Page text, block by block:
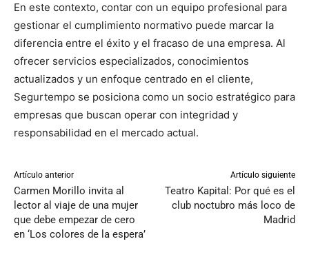
En este contexto, contar con un equipo profesional para
gestionar el cumplimiento normativo puede marcar la
diferencia entre el éxito y el fracaso de una empresa. Al
ofrecer servicios especializados, conocimientos
actualizados y un enfoque centrado en el cliente,
Segurtempo se posiciona como un socio estratégico para
empresas que buscan operar con integridad y
responsabilidad en el mercado actual.
Artículo anterior
Carmen Morillo invita al
lector al viaje de una mujer
que debe empezar de cero
en ‘Los colores de la espera’
Artículo siguiente
Teatro Kapital: Por qué es el
club noctubro más loco de
Madrid